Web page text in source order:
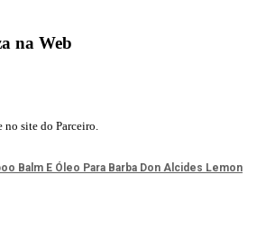
na Web
site do Parceiro.
Balm E Óleo Para Barba Don Alcides Lemon